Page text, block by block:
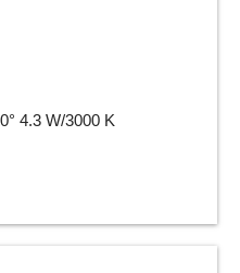
4.3 W/3000 K